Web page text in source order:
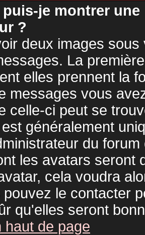
je montrer
?
deux images
La
elles prennent la
messages vous
celle-ci peut se
généralement
du
les avatars seront
cela voudra
le contacter
qu'elles seront
haut de page